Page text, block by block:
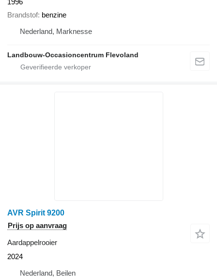
1996
Brandstof benzine
Nederland, Marknesse
Landbouw-Occasioncentrum Flevoland
AVR Spirit 9200
Prijs op aanvraag
Aardappelrooier
2024
Nederland, Beilen